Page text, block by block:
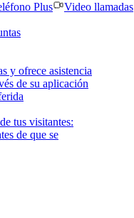
Plus Video llamadas
y ofrece asistencia
de su aplicación
tus visitantes:
de que se